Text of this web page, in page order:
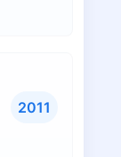
2011